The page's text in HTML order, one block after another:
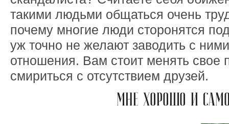
такими людьми общаться очень
почему многие люди сторонятся
уж точно не желают заводить с
отношения. Вам стоит менять свое
смириться с отсутствием друзей.
МНЕ ХОРОШО И